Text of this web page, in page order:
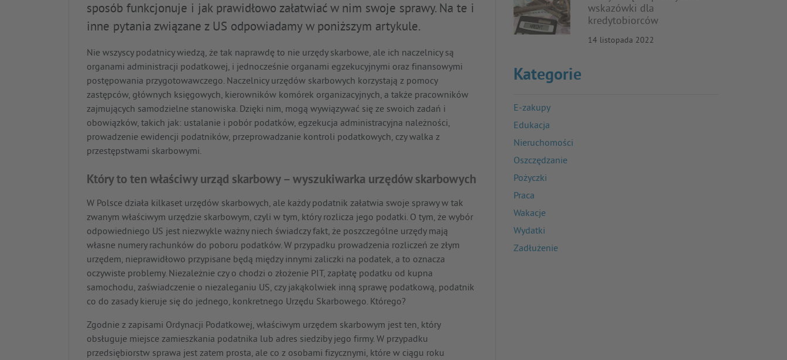
sposób funkcjonuje i jak prawidłowo załatwiać w nim swoje sprawy. Na te i
inne pytania związane z US odpowiadamy w poniższym artykule.
Nie wszyscy podatnicy wiedzą, że tak naprawdę to nie urzędy skarbowe, ale ich naczelnicy są
organami administracji podatkowej, i jednocześnie organami egzekucyjnymi oraz finansowymi
postępowania przygotowawczego. Naczelnicy urzędów skarbowych korzystają z pomocy
zastępców, głównych księgowych, kierowników komórek organizacyjnych, a także pracowników
zajmujących samodzielne stanowiska. Dzięki nim, mogą wywiązywać się ze swoich zadań i
obowiązków, takich jak: ustalanie i pobór podatków, egzekucja administracyjna należności,
prowadzenie ewidencji podatników, przeprowadzanie kontroli podatkowych, czy walka z
przestępstwami skarbowymi.
Który to ten właściwy urząd skarbowy – wyszukiwarka urzędów skarbowych
W Polsce działa kilkaset urzędów skarbowych, ale każdy podatnik załatwia swoje sprawy w tak
zwanym właściwym urzędzie skarbowym, czyli w tym, który rozlicza jego podatki. O tym, że wybór
odpowiedniego US jest niezwykle ważny niech świadczy fakt, że poszczególne urzędy mają
własne numery rachunków do poboru podatków. W przypadku prowadzenia rozliczeń ze złym
urzędem, nieprawidłowo przypisane będą między innymi zaliczki na podatek, a to oznacza
oczywiste problemy. Niezależnie czy o chodzi o złożenie PIT, zapłatę podatku od kupna
samochodu, zaświadczenie o niezaleganiu US, czy jakąkolwiek inną sprawę podatkową, podatnik
co do zasady kieruje się do jednego, konkretnego Urzędu Skarbowego. Którego?
Zgodnie z zapisami Ordynacji Podatkowej, właściwym urzędem skarbowym jest ten, który
obsługuje miejsce zamieszkania podatnika lub adres siedziby jego firmy. W przypadku
przedsiębiorstw sprawa jest zatem prosta, ale co z osobami fizycznymi, które w ciągu roku
wskazówki dla
kredytobiorców
14 listopada 2022
Kategorie
E-zakupy
Edukacja
Nieruchomości
Oszczędzanie
Pożyczki
Praca
Wakacje
Wydatki
Zadłużenie